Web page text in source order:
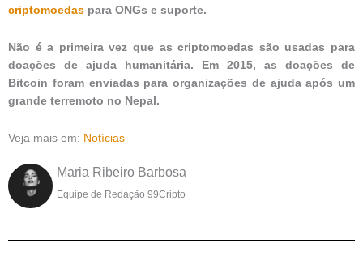
criptomoedas para ONGs e suporte.
Não é a primeira vez que as criptomoedas são usadas para
doações de ajuda humanitária. Em 2015, as doações de
Bitcoin foram enviadas para organizações de ajuda após um
grande terremoto no Nepal.
Veja mais em: Notícias
Maria Ribeiro Barbosa
Equipe de Redação 99Cripto